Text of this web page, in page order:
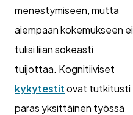
menestymiseen, mutta
aiempaan kokemukseen ei
tulisi liian sokeasti
tuijottaa. Kognitiiviset
kykytestitovat tutkitusti
paras yksittäinen työssä